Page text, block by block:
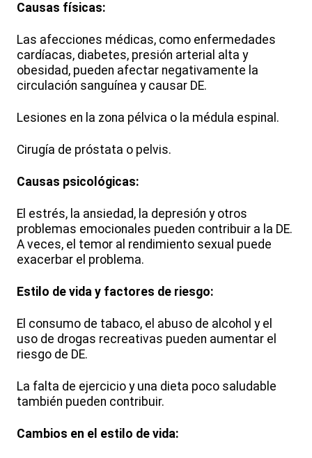
Causas físicas:
Las afecciones médicas, como enfermedades
cardíacas, diabetes, presión arterial alta y
obesidad, pueden afectar negativamente la
circulación sanguínea y causar DE.
Lesiones en la zona pélvica o la médula espinal.
Cirugía de próstata o pelvis.
Causas psicológicas:
El estrés, la ansiedad, la depresión y otros
problemas emocionales pueden contribuir a la DE.
A veces, el temor al rendimiento sexual puede
exacerbar el problema.
Estilo de vida y factores de riesgo:
El consumo de tabaco, el abuso de alcohol y el
uso de drogas recreativas pueden aumentar el
riesgo de DE.
La falta de ejercicio y una dieta poco saludable
también pueden contribuir.
Cambios en el estilo de vida: